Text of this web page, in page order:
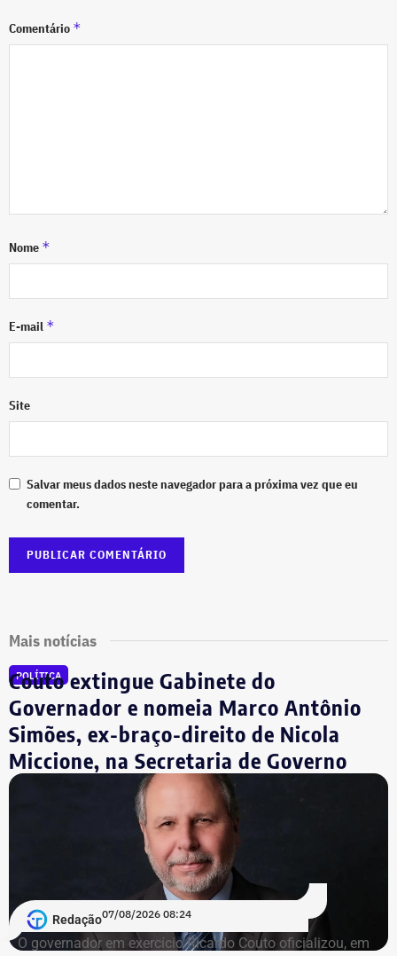
Comentário *
Nome *
E-mail *
Site
Salvar meus dados neste navegador para a próxima vez que eu
comentar.
Mais notícias
POLÍTICA
Couto extingue Gabinete do
Governador e nomeia Marco Antônio
Simões, ex-braço-direito de Nicola
Miccione, na Secretaria de Governo
Redação07/08/2026 08:24
O governador em exercício Ricardo Couto oficializou, em